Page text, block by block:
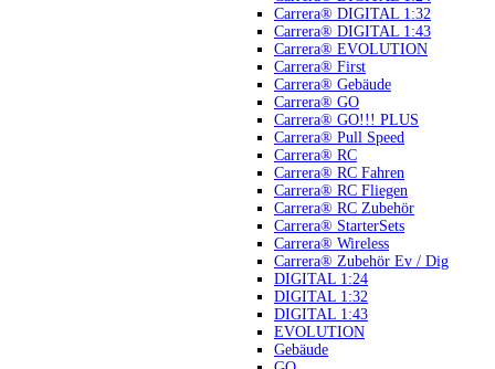
Carrera® DIGITAL 1:32
Carrera® DIGITAL 1:43
Carrera® EVOLUTION
Carrera® First
Carrera® Gebäude
Carrera® GO
Carrera® GO!!! PLUS
Carrera® Pull Speed
Carrera® RC
Carrera® RC Fahren
Carrera® RC Fliegen
Carrera® RC Zubehör
Carrera® StarterSets
Carrera® Wireless
Carrera® Zubehör Ev / Dig
DIGITAL 1:24
DIGITAL 1:32
DIGITAL 1:43
EVOLUTION
Gebäude